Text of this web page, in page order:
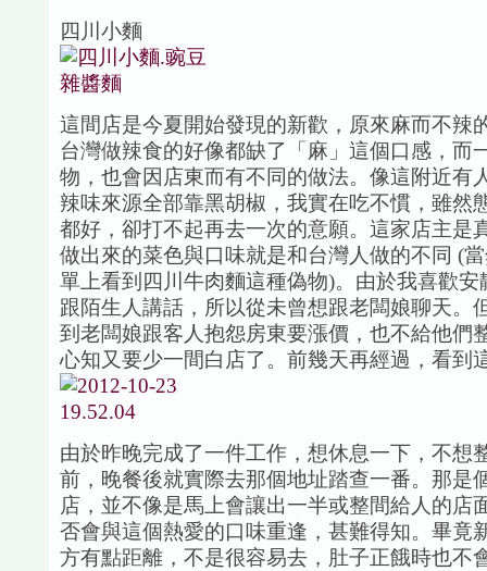
四川小麵
這間店是今夏開始發現的新歡，原來麻而不辣
台灣做辣食的好像都缺了「麻」這個口感，而
物，也會因店東而有不同的做法。像這附近有
辣味來源全部靠黑胡椒，我實在吃不慣，雖然
都好，卻打不起再去一次的意願。這家店主是
做出來的菜色與口味就是和台灣人做的不同 (
單上看到四川牛肉麵這種偽物)。由於我喜歡安
跟陌生人講話，所以從未曾想跟老闆娘聊天。
到老闆娘跟客人抱怨房東要漲價，也不給他們
心知又要少一間白店了。前幾天再經過，看到
由於昨晚完成了一件工作，想休息一下，不想
前，晚餐後就實際去那個地址踏查一番。那是
店，並不像是馬上會讓出一半或整間給人的店
否會與這個熱愛的口味重逢，甚難得知。畢竟
方有點距離，不是很容易去，肚子正餓時也不